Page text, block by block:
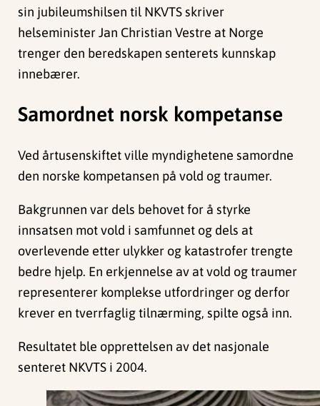
sin jubileumshilsen til NKVTS skriver
helseminister Jan Christian Vestre at Norge
trenger den beredskapen senterets kunnskap
innebærer.
Samordnet norsk kompetanse
Ved årtusenskiftet ville myndighetene samordne
den norske kompetansen på vold og traumer.
Bakgrunnen var dels behovet for å styrke
innsatsen mot vold i samfunnet og dels at
overlevende etter ulykker og katastrofer trengte
bedre hjelp. En erkjennelse av at vold og traumer
representerer komplekse utfordringer og derfor
krever en tverrfaglig tilnærming, spilte også inn.
Resultatet ble opprettelsen av det nasjonale
senteret NKVTS i 2004.